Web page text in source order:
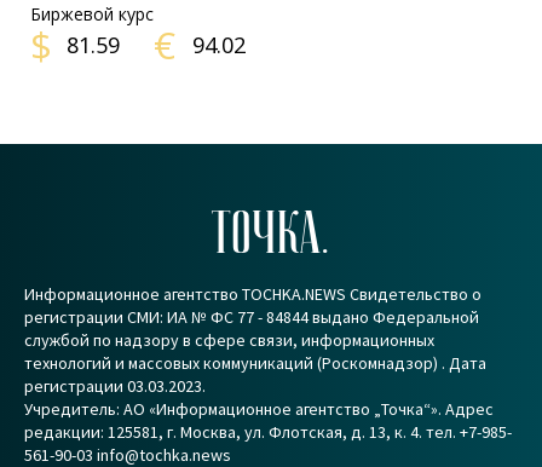
Биржевой курс
$ 81.59 € 94.02
ТОЧКА.
Информационное агентство TOCHKA.NEWS Свидетельство о
регистрации СМИ: ИА № ФС 77 - 84844 выдано Федеральной
службой по надзору в сфере связи, информационных
технологий и массовых коммуникаций (Роскомнадзор) . Дата
регистрации 03.03.2023.
Учредитель: АО «Информационное агентство „Точка“». Адрес
редакции: 125581, г. Москва, ул. Флотская, д. 13, к. 4. тел. +7-985-
561-90-03 info@tochka.news